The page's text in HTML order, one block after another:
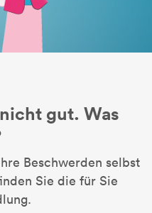
gut. Was
Beschwerden selbst
Sie die für Sie